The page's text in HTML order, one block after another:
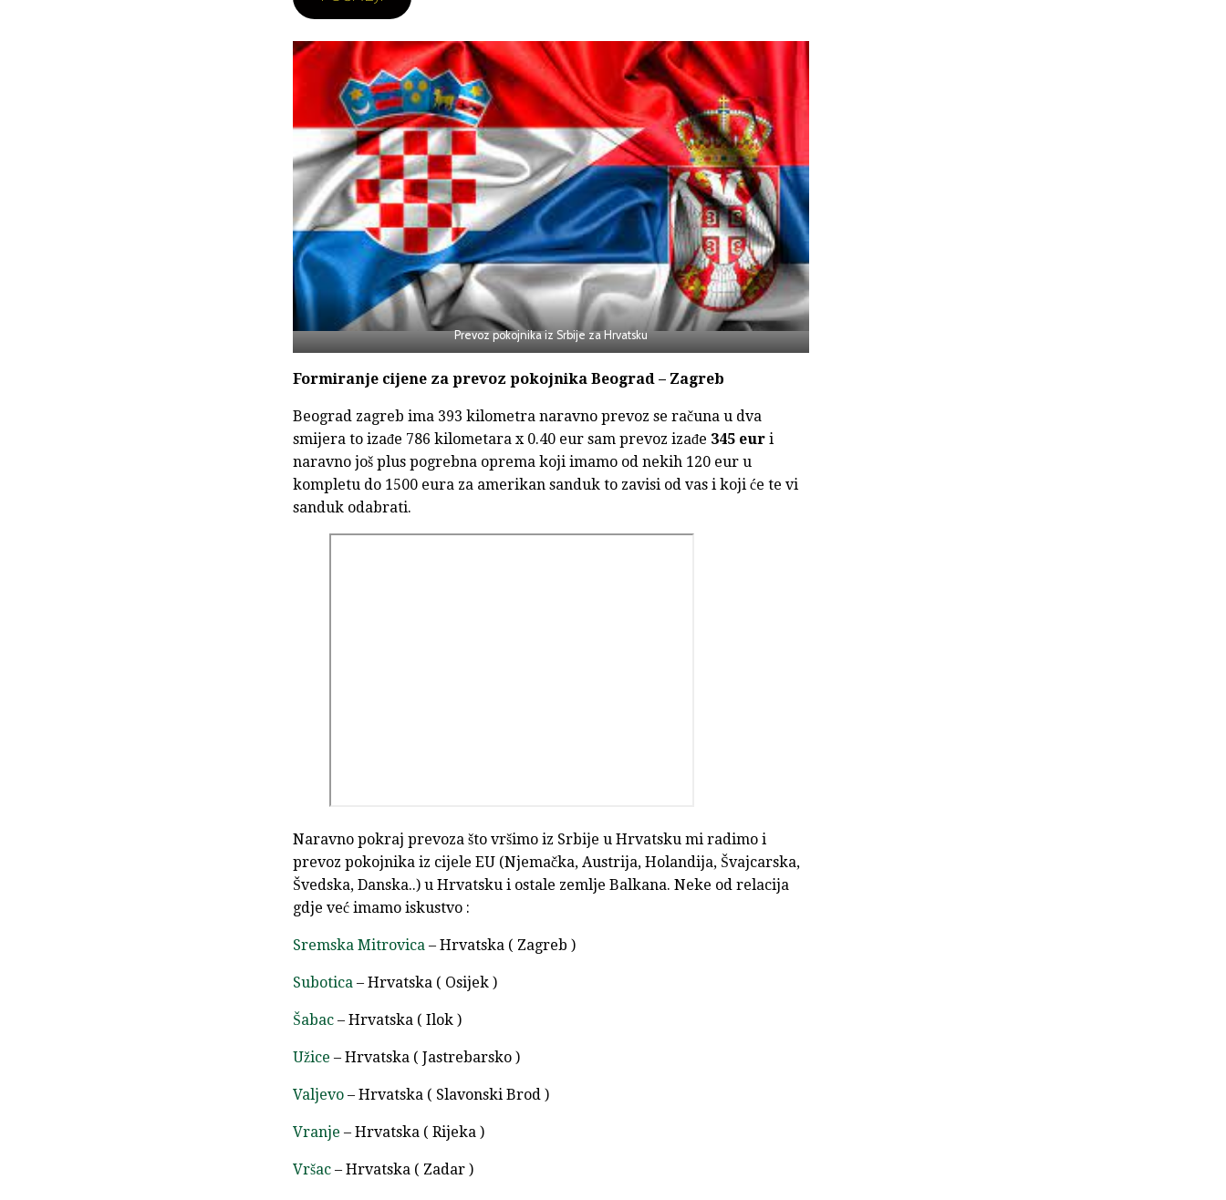
Prevoz pokojnika iz Srbije za Hrvatsku
Formiranje cijene za prevoz pokojnika Beograd – Zagreb
Beograd zagreb ima 393 kilometra naravno prevoz se računa u dva
smijera to izađe 786 kilometara x 0.40 eur sam prevoz izađe 345 eur i
naravno još plus pogrebna oprema koji imamo od nekih 120 eur u
kompletu do 1500 eura za amerikan sanduk to zavisi od vas i koji će te vi
sanduk odabrati.
Naravno pokraj prevoza što vršimo iz Srbije u Hrvatsku mi radimo i
prevoz pokojnika iz cijele EU (Njemačka, Austrija, Holandija, Švajcarska,
Švedska, Danska..) u Hrvatsku i ostale zemlje Balkana. Neke od relacija
gdje već imamo iskustvo :
Sremska Mitrovica – Hrvatska ( Zagreb )
Subotica – Hrvatska ( Osijek )
Šabac – Hrvatska ( Ilok )
Užice – Hrvatska ( Jastrebarsko )
Valjevo – Hrvatska ( Slavonski Brod )
Vranje – Hrvatska ( Rijeka )
Vršac – Hrvatska ( Zadar )